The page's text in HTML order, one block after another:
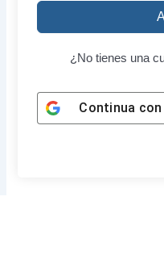
¿No tienes una
Continua con